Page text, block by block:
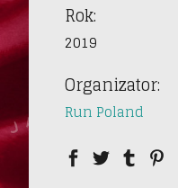
Rok:
2019
Organizator:
Run Poland